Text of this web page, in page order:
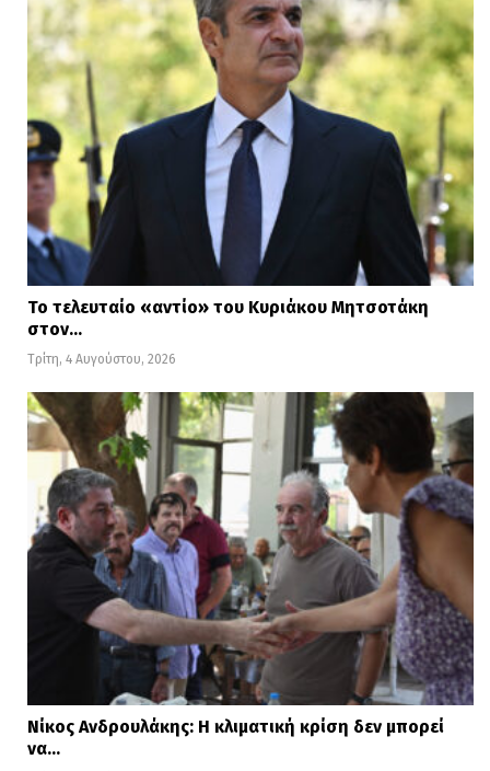
Το τελευταίο «αντίο» του Κυριάκου Μητσοτάκη
στον…
Τρίτη, 4 Αυγούστου, 2026
Νίκος Ανδρουλάκης: Η κλιματική κρίση δεν μπορεί
να…